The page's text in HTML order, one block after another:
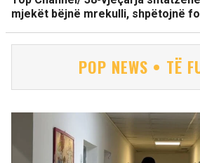
mjekët bëjnë mrekulli, shpëtojnë
POP NEWS • TË